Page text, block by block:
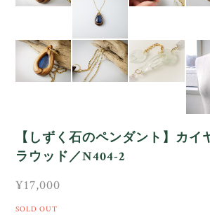
【しずく石のペンダント】カイ
ラウッド／N404-2
¥17,000
SOLD OUT